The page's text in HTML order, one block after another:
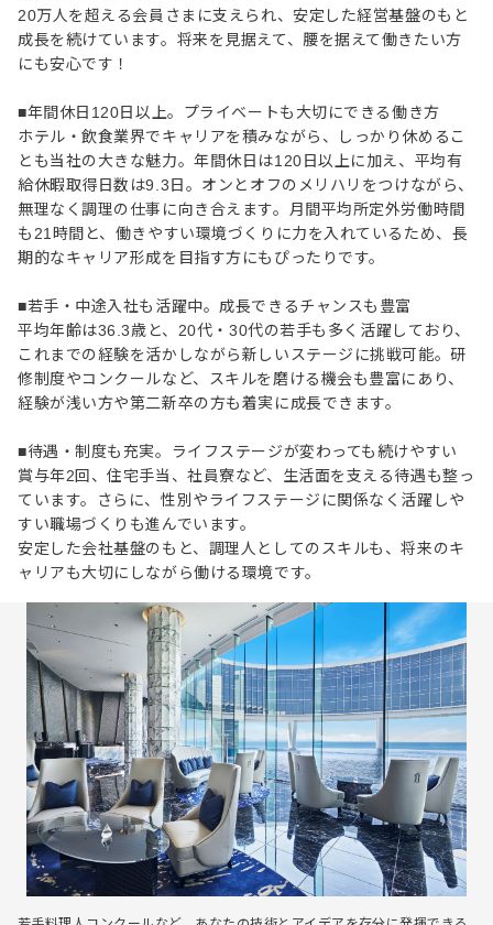
20万人を超える会員さまに支えられ、安定した経営基盤のもと
成長を続けています。将来を見据えて、腰を据えて働きたい方
にも安心です！
■年間休日120日以上。プライベートも大切にできる働き方
ホテル・飲食業界でキャリアを積みながら、しっかり休めるこ
とも当社の大きな魅力。年間休日は120日以上に加え、平均有
給休暇取得日数は9.3日。オンとオフのメリハリをつけながら、
無理なく調理の仕事に向き合えます。月間平均所定外労働時間
も21時間と、働きやすい環境づくりに力を入れているため、長
期的なキャリア形成を目指す方にもぴったりです。
■若手・中途入社も活躍中。成長できるチャンスも豊富
平均年齢は36.3歳と、20代・30代の若手も多く活躍しており、
これまでの経験を活かしながら新しいステージに挑戦可能。研
修制度やコンクールなど、スキルを磨ける機会も豊富にあり、
経験が浅い方や第二新卒の方も着実に成長できます。
■待遇・制度も充実。ライフステージが変わっても続けやすい
賞与年2回、住宅手当、社員寮など、生活面を支える待遇も整っ
ています。さらに、性別やライフステージに関係なく活躍しや
すい職場づくりも進んでいます。
安定した会社基盤のもと、調理人としてのスキルも、将来のキ
ャリアも大切にしながら働ける環境です。